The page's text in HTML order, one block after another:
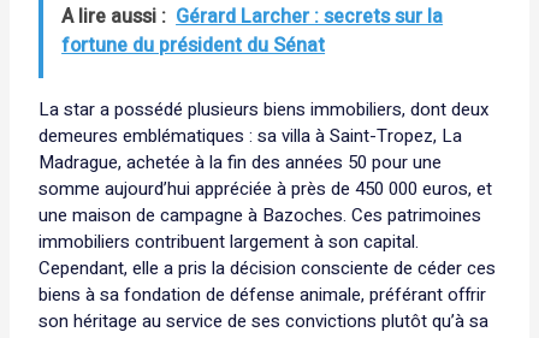
A lire aussi : Gérard Larcher : secrets sur la
fortune du président du Sénat
La star a possédé plusieurs biens immobiliers, dont deux
demeures emblématiques : sa villa à Saint-Tropez, La
Madrague, achetée à la fin des années 50 pour une
somme aujourd’hui appréciée à près de 450 000 euros, et
une maison de campagne à Bazoches. Ces patrimoines
immobiliers contribuent largement à son capital.
Cependant, elle a pris la décision consciente de céder ces
biens à sa fondation de défense animale, préférant offrir
son héritage au service de ses convictions plutôt qu’à sa